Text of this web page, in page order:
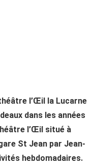
l’Œil la Lucarne
dans les années
l’Œil situé à
St Jean par Jean-
hebdomadaires.